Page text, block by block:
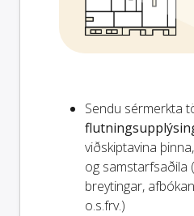
Sendu sérmerkta
viðskiptavina
og samstarfsaðila
breytingar,
o.s.frv.)